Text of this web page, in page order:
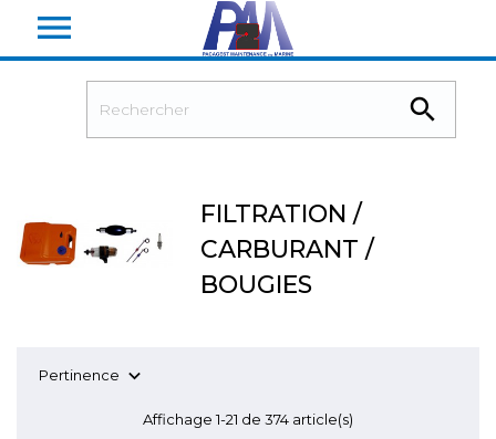


FILTRATION /
CARBURANT /
BOUGIES
Pertinence 
Affichage 1-21 de 374 article(s)